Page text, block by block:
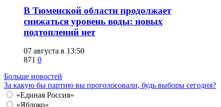
​В Тюменской области продолжает
снижаться уровень воды: новых
подтоплений нет
07 августа в 13:50
871 0
Больше новостей
За какую бы партию вы проголосовали, будь выборы сегодня?
«Единая Россия»
«Яблоко»